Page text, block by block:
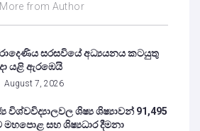
More from Author
සරසවියේ අධ්‍යයනය කටයුතු
යළි ඇරඹෙයි
August 7, 2026
විශ්වවිද්‍යාලවල ශිෂ්‍ය ශිෂ්‍යාවන් 91,495
මහපොළ සහ ශිෂ්‍යධාර දීමනා